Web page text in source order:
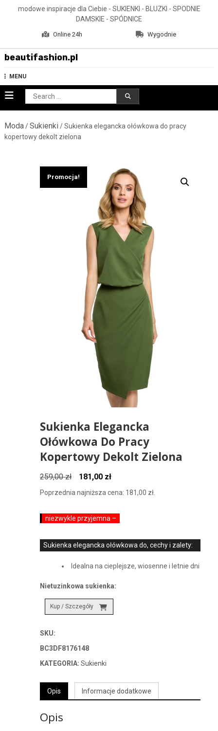
modowe inspiracje dla Ciebie - SUKIENKI - BLUZKI - SPODNIE
DAMSKIE - SPÓDNICE
Online 24h Wygodnie
beautifashion.pl
MENU
Search
for:
Moda/Sukienki/ Sukienka elegancka ołówkowa do pracy
kopertowy dekolt zielona
Promocja!
Sukienka Elegancka
Ołówkowa Do Pracy
Kopertowy Dekolt Zielona
259,00zł
Pierwotna
cena
259,00 zł.
181,00 złAktualna
cena
181,00 zł.
Poprzednia najniższa cena: 181,00 zł.
niezwykle przyjemna –
Sukienka elegancka ołówkowa do, cechy i zalety:
Idealna na cieplejsze, wiosenne i letnie dni
Nietuzinkowa sukienka:
Kup / Szczegóły
SKU:
BC3DF8176148
KATEGORIA: Sukienki
Opis Informacje dodatkowe
Opis